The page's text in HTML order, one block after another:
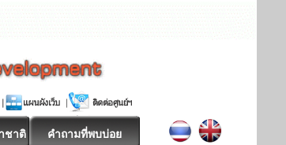
ชาติ คำถามที่พบบ่อย